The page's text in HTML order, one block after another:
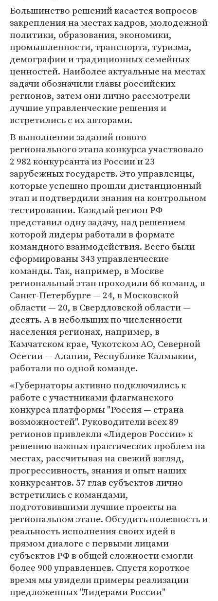
Большинство решений касается вопросов
закрепления на местах кадров, молодежной
политики, образования, экономики,
промышленности, транспорта, туризма,
демографии и традиционных семейных
ценностей. Наиболее актуальные на местах
задачи обозначили главы российских
регионов, затем они лично рассмотрели
лучшие управленческие решения и
встретились с их авторами.
В выполнении заданий нового
регионального этапа конкурса участвовало
2 982 конкурсанта из России и 23
зарубежных государств. Это управленцы,
которые успешно прошли дистанционный
этап и подтвердили знания на контрольном
тестировании. Каждый регион РФ
представил одну задачу, над решением
которой лидеры работали в формате
командного взаимодействия. Всего были
сформированы 343 управленческие
команды. Так, например, в Москве
региональный этап проходили 66 команд, в
Санкт-Петербурге — 24, в Московской
области — 20, в Свердловской области —
десять. А в небольших по численности
населения регионах, например, в
Камчатском крае, Чукотском АО, Северной
Осетии — Алании, Республике Калмыкии,
работали по одной команде.
«Губернаторы активно подключились к
работе с участниками флагманского
конкурса платформы "Россия — страна
возможностей". Руководители всех 89
регионов привлекли «Лидеров России» к
решению важных практических проблем на
местах, рассчитывая на свежий взгляд,
прогрессивность, знания и опыт наших
конкурсантов. 57 глав субъектов лично
встретились с командами,
подготовившими лучшие проекты на
региональном этапе. Обсудить полезность и
реальность исполнения своих идей в
прямом диалоге с первыми лицами
субъектов РФ в общей сложности смогли
более 900 управленцев. Спустя короткое
время мы увидели примеры реализации
предложенных "Лидерами России"